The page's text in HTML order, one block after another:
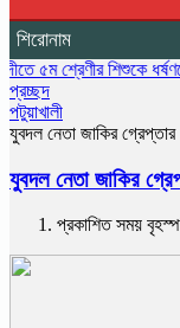
শিরোনাম
শিশুকে ধর্ষণচেষ্টা,
প্রচ্ছদ
পটুয়াখালী
যুবদল নেতা জাকির গ্রেপ্তার
যুবদল নেতা জাকির
প্রকাশিত সময়